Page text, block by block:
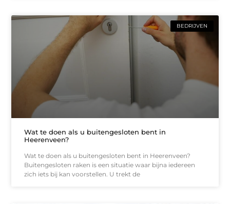
BEDRIJVEN
Wat te doen als u buitengesloten bent in
Heerenveen?
Wat te doen als u buitengesloten bent in Heerenveen?
Buitengesloten raken is een situatie waar bijna iedereen
zich iets bij kan voorstellen. U trekt de